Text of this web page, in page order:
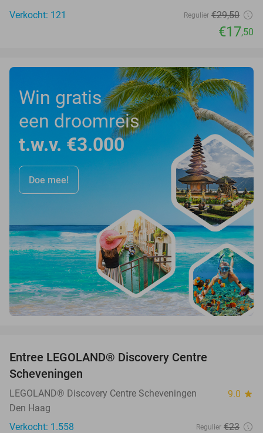
Verkocht: 121
Regulier €29,50
€17,50
Win gratis
een droomreis
t.w.v. €3.000
Doe mee!
Entree LEGOLAND® Discovery Centre
Scheveningen
LEGOLAND® Discovery Centre Scheveningen 9.0 star
Den Haag
Verkocht: 1.558
Regulier €23